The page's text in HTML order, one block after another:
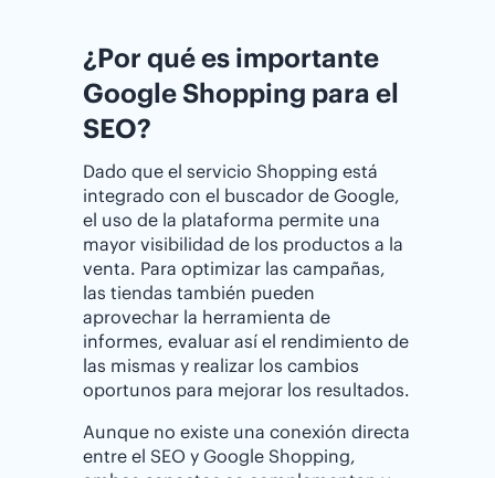
¿Por qué es importante
Google Shopping para el
SEO?
Dado que el servicio Shopping está
integrado con el buscador de Google,
el uso de la plataforma permite una
mayor visibilidad de los productos a la
venta. Para optimizar las campañas,
las tiendas también pueden
aprovechar la herramienta de
informes, evaluar así el rendimiento de
las mismas y realizar los cambios
oportunos para mejorar los resultados.
Aunque no existe una conexión directa
entre el SEO y Google Shopping,